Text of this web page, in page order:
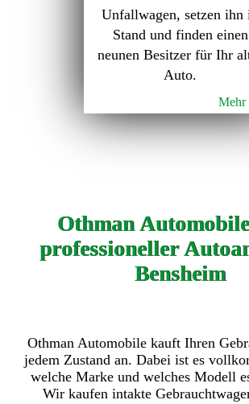
Unfallwagen, setzen ihn
Stand und finden einen
neunen Besitzer für Ihr
Auto.
Mehr
Othman
professioneller
Bensheim
Othman Automobile kauft Ihren
jedem Zustand an. Dabei ist es
welche Marke und welches Modell
Wir kaufen intakte